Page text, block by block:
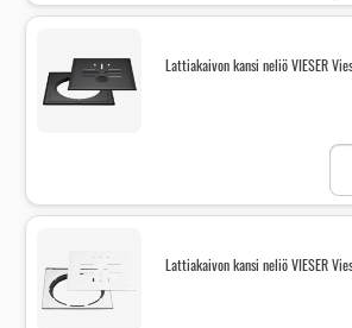
Lattiakaivon kansi neliö VIESER
Lattiakaivon kansi neliö VIESER